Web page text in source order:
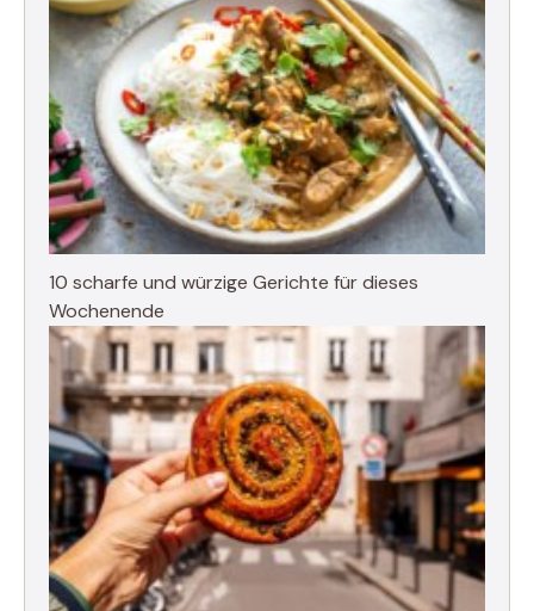
10 scharfe und würzige Gerichte für dieses
Wochenende